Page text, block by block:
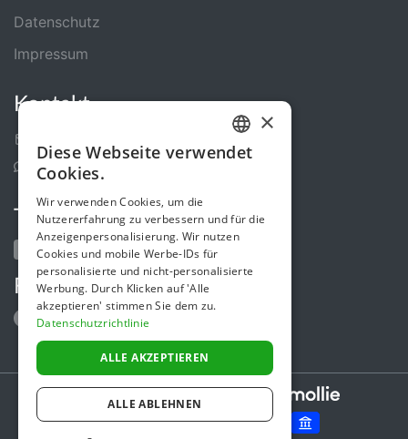
Datenschutz
Impressum
Kontakt
Support Center
Teile uns
Folge uns
Secure payments powered by
GERMAN
×
Diese Webseite verwendet
Cookies.
Wir verwenden Cookies, um die
Nutzererfahrung zu verbessern und für die
Anzeigenpersonalisierung. Wir nutzen
Cookies und mobile Werbe-IDs für
personalisierte und nicht-personalisierte
Werbung. Durch Klicken auf 'Alle
akzeptieren' stimmen Sie dem zu.
Datenschutzrichtlinie
ALLE AKZEPTIEREN
ALLE ABLEHNEN